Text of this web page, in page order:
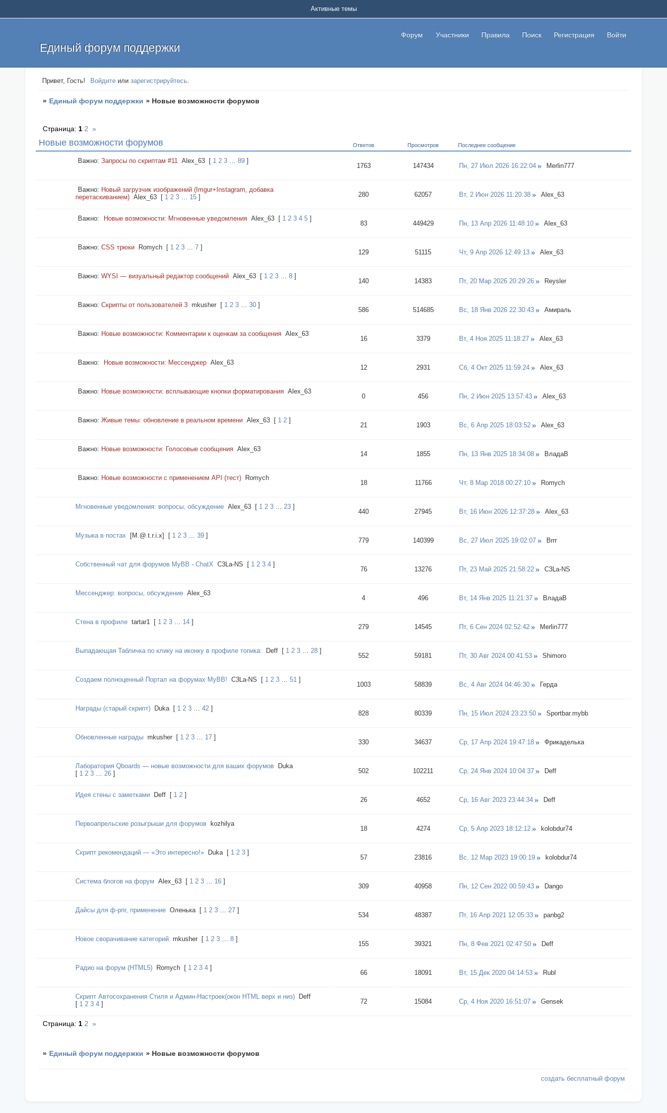
Единый форум поддержки
Форум Участники Правила Поиск Регистрация Войти
Активные темы
Привет, Гость! Войдите илизарегистрируйтесь.
» Единый форум поддержки » Новые возможности форумов
Новые возможности форумов
Страница:1 2 »
Ответов Просмотров Последнее сообщение
Важно: Запросы по скриптам #11 Alex_63 [ 1 2 3 … 89 ]
1763 147434 Пн, 27 Июл 2026 16:22:04 Merlin777
Важно: Новый загрузчик изображений (Imgur+Instagram, добавка
перетаскиванием) Alex_63 [ 1 2 3 … 15 ] 280 62057 Вт, 2 Июн 2026 11:20:38 Alex_63
Важно: Новые возможности: Мгновенные уведомления Alex_63 [ 1 2 3 4 5 ]
83 449429 Пн, 13 Апр 2026 11:48:10 Alex_63
Важно: CSS трюки Romych [ 1 2 3 … 7 ]
129 51115 Чт, 9 Апр 2026 12:49:13 Alex_63
Важно: WYSI — визуальный редактор сообщений Alex_63 [ 1 2 3 … 8 ]
140 14383 Пт, 20 Мар 2026 20:29:26 Reysler
Важно: Скрипты от пользователей 3 mkusher [ 1 2 3 … 30 ]
586 514685 Вс, 18 Янв 2026 22:30:43 Амираль
Важно: Новые возможности: Комментарии к оценкам за сообщения Alex_63
16 3379 Вт, 4 Ноя 2025 11:18:27 Alex_63
Важно: Новые возможности: Мессенджер Alex_63
12 2931 Сб, 4 Окт 2025 11:59:24 Alex_63
Важно: Новые возможности: всплывающие кнопки форматирования Alex_63
0 456 Пн, 2 Июн 2025 13:57:43 Alex_63
Важно: Живые темы: обновление в реальном времени Alex_63 [ 1 2 ]
21 1903 Вс, 6 Апр 2025 18:03:52 Alex_63
Важно: Новые возможности: Голосовые сообщения Alex_63
14 1855 Пн, 13 Янв 2025 18:34:08 ВладаВ
Важно: Новые возможности с применением API (тест) Romych
18 11766 Чт, 8 Мар 2018 00:27:10 Romych
Мгновенные уведомления: вопросы, обсуждение Alex_63 [ 1 2 3 … 23 ]
440 27945 Вт, 16 Июн 2026 12:37:28 Alex_63
Музыка в постах [M.@.t.r.i.x] [ 1 2 3 … 39 ]
779 140399 Вс, 27 Июл 2025 19:02:07 Brrr
Собственный чат для форумов MyBB - ChatX C3La-NS [ 1 2 3 4 ]
76 13276 Пт, 23 Май 2025 21:58:22 C3La-NS
Мессенджер: вопросы, обсуждение Alex_63
4 496 Вт, 14 Янв 2025 11:21:37 ВладаВ
Стена в профиле tartar1 [ 1 2 3 … 14 ]
279 14545 Пт, 6 Сен 2024 02:52:42 Merlin777
Выпадающая Табличка по клику на иконку в профиле топика: Deff [ 1 2 3 … 28 ]
552 59181 Пт, 30 Авг 2024 00:41:53 Shimoro
Создаем полноценный Портал на форумах MyBB! C3La-NS [ 1 2 3 … 51 ]
1003 58839 Вс, 4 Авг 2024 04:46:30 Герда
Награды (старый скрипт) Duka [ 1 2 3 … 42 ]
828 80339 Пн, 15 Июл 2024 23:23:50 Sportbar.mybb
Обновленные награды mkusher [ 1 2 3 … 17 ]
330 34637 Ср, 17 Апр 2024 19:47:18 Фрикаделька
Лаборатория Qboards — новые возможности для ваших форумов
Duka
[ 1 2 3 … 26 ] 502 102211 Ср, 24 Янв 2024 10:04:37 Deff
Идея стены с заметками Deff [ 1 2 ]
26 4652 Ср, 16 Авг 2023 23:44:34 Deff
Первоапрельские розыгрыши для форумов kozhilya
18 4274 Ср, 5 Апр 2023 18:12:12 kolobdur74
Скрипт рекомендаций — «Это интересно!» Duka [ 1 2 3 ]
57 23816 Вс, 12 Мар 2023 19:00:19 kolobdur74
Система блогов на форум Alex_63 [ 1 2 3 … 16 ]
309 40958 Пн, 12 Сен 2022 00:59:43 Dango
Дайсы для ф-рпг, применение Оленька [ 1 2 3 … 27 ]
534 48387 Пт, 16 Апр 2021 12:05:33 panbg2
Новое сворачивание категорий mkusher [ 1 2 3 … 8 ]
155 39321 Пн, 8 Фев 2021 02:47:50 Deff
Радио на форум (HTML5) Romych [ 1 2 3 4 ]
66 18091 Вт, 15 Дек 2020 04:14:53 Rubl
Скрипт Автосохранения Стиля и Админ-Настроек(окон HTML верх и низ)
Deff
[ 1 2 3 4 ] 72 15084 Ср, 4 Ноя 2020 16:51:07 Gensek
Страница: 1 2 »
» Единый форум поддержки » Новые возможности форумов
создать бесплатный форум